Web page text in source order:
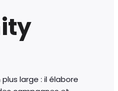
large : il élabore